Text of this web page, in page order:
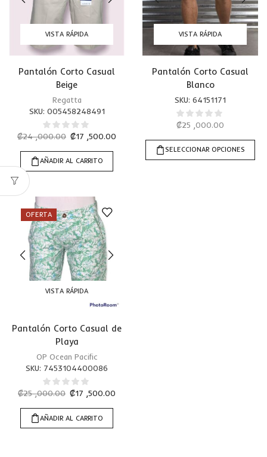
VISTA RÁPIDA
Pantalón Corto Casual
Beige
Regatta
SKU: 005458248491
₡24 ,000.00 ₡17 ,500.00
AÑADIR AL CARRITO
VISTA RÁPIDA
Pantalón Corto Casual
Blanco
SKU: 64151171
₡25 ,000.00
SELECCIONAR OPCIONES
OFERTA
VISTA RÁPIDA
Pantalón Corto Casual de
Playa
OP Ocean Pacific
SKU: 7453104400086
₡25 ,000.00 ₡17 ,500.00
AÑADIR AL CARRITO